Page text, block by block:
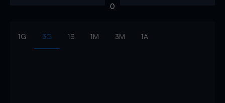
0
1G 3G 1S 1M 3M 1A